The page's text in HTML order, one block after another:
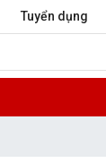
Tuyển dụng